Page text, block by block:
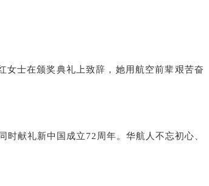
女士在颁奖典礼上致辞，她用航空前辈艰苦奋
献礼新中国成立72周年。华航人不忘初心、